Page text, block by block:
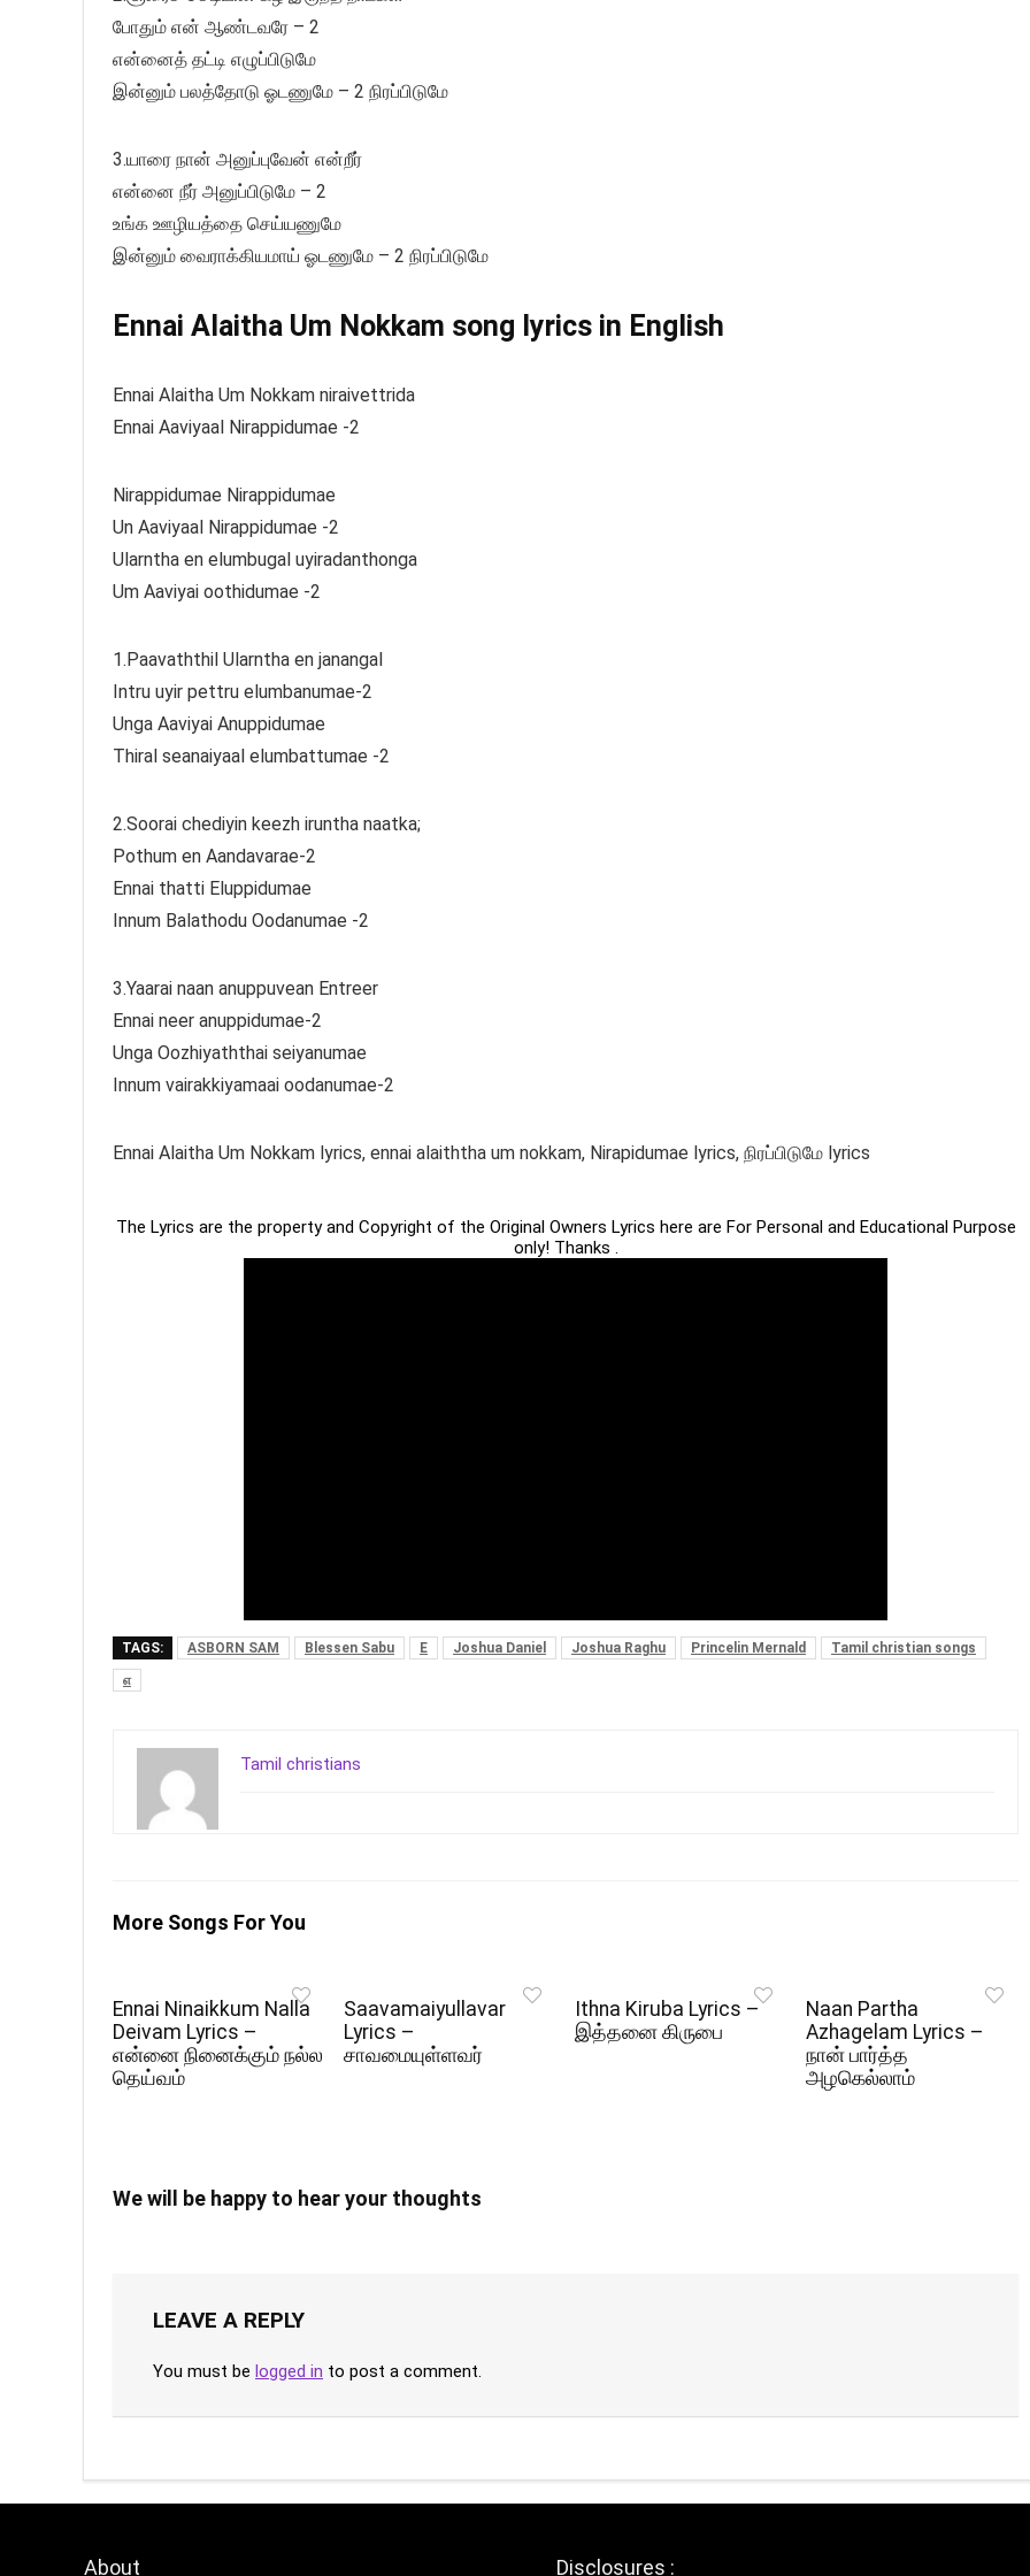
போதும் என் ஆண்டவரே – 2
என்னைத் தட்டி எழுப்பிடுமே
இன்னும் பலத்தோடு ஓடணுமே – 2 நிரப்பிடுமே
3.யாரை நான் அனுப்புவேன் என்றீர்
என்னை நீர் அனுப்பிடுமே – 2
உங்க ஊழியத்தை செய்யணுமே
இன்னும் வைராக்கியமாய் ஓடணுமே – 2 நிரப்பிடுமே
Ennai Alaitha Um Nokkam song lyrics in English
Ennai Alaitha Um Nokkam niraivettrida
Ennai Aaviyaal Nirappidumae -2
Nirappidumae Nirappidumae
Un Aaviyaal Nirappidumae -2
Ularntha en elumbugal uyiradanthonga
Um Aaviyai oothidumae -2
1.Paavaththil Ularntha en janangal
Intru uyir pettru elumbanumae-2
Unga Aaviyai Anuppidumae
Thiral seanaiyaal elumbattumae -2
2.Soorai chediyin keezh iruntha naatka;
Pothum en Aandavarae-2
Ennai thatti Eluppidumae
Innum Balathodu Oodanumae -2
3.Yaarai naan anuppuvean Entreer
Ennai neer anuppidumae-2
Unga Oozhiyaththai seiyanumae
Innum vairakkiyamaai oodanumae-2
Ennai Alaitha Um Nokkam lyrics, ennai alaiththa um nokkam, Nirapidumae lyrics, நிரப்பிடுமே lyrics
The Lyrics are the property and Copyright of the Original Owners Lyrics here are For Personal and Educational Purpose
only! Thanks .
TAGS: ASBORN SAM Blessen Sabu E Joshua Daniel Joshua Raghu Princelin Mernald
Tamil christian songs
எ
Tamil christians
More Songs For You
Ennai Ninaikkum Nalla
Deivam Lyrics –
என்னை நினைக்கும் நல்ல
தெய்வம்
Saavamaiyullavar
Lyrics –
சாவமையுள்ளவர்
Ithna Kiruba Lyrics –
இத்தனை கிருபை
Naan Partha
Azhagelam Lyrics –
நான் பார்த்த
அழகெல்லாம்
We will be happy to hear your thoughts
LEAVE A REPLY
You must be logged in to post a comment.
About Disclosures :